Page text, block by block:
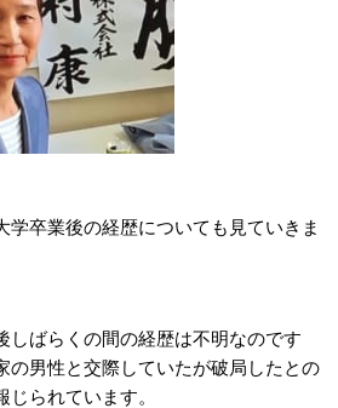
学卒業後の経歴についても見ていきま
しばらくの間の経歴は不明なのです
の男性と交際していたが破局したとの
られています。